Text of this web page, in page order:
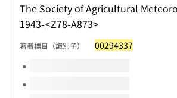
The Society of Agricultural
1943-<Z78-A873>
著者標目（識別子） 00294337
このタイトルの巻号